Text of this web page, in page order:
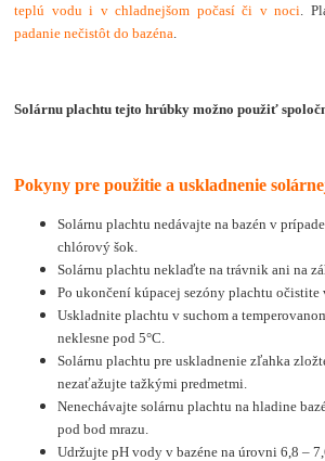
teplú vodu i v chladnejšom počasí či v noci .
padanie nečistôt do bazéna
Solárnu plachtu tejto hrúbky možno použiť
Pokyny pre použitie a uskladnenie
Solárnu plachtu nedávajte na bazén v
chlórový šok.
Solárnu plachtu neklaďte na trávnik ani na
Po ukončení kúpacej sezóny plachtu očistite
Uskladnite plachtu v suchom a
neklesne pod 5°C.
Solárnu plachtu pre uskladnenie zľahka
nezaťažujte tažkými predmetmi.
Nenechávajte solárnu plachtu na hladine
pod bod mrazu.
Udržujte pH vody v bazéne na úrovni 6,8 –